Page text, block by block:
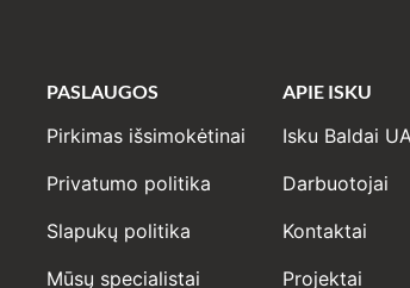
PASLAUGOS
Pirkimas išsimokėtinai
Privatumo politika
Slapukų politika
Mūsų specialistai
APIE ISKU
Isku Baldai
Darbuotojai
Kontaktai
Projektai